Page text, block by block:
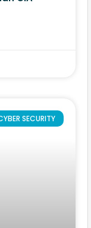
SECURITY